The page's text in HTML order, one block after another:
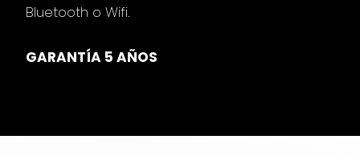
Bluetooth o Wifi.
GARANTÍA 5 AÑOS